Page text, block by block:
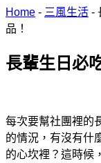
Home - 三風生活 -
品！
長輩生日必
每次要幫社團裡的
的情況，有沒有什
的心坎裡？這時候